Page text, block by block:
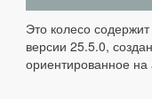
Это колесо
версии 25.5.0,
ориентированное на